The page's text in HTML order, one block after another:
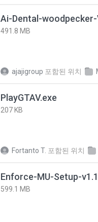
Ai-Dental-
491.8 MB
ajajigroup 포함된 위치
PlayGTAV.exe
207 KB
Fortanto T. 포함된 위치
Enforce-MU-Setup-
599.1 MB